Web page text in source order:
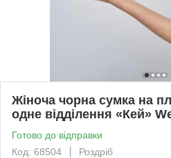
Жіноча чорна сумка на
одне відділення «Кей»
Готово до відправки
Код: 68504
Роздріб